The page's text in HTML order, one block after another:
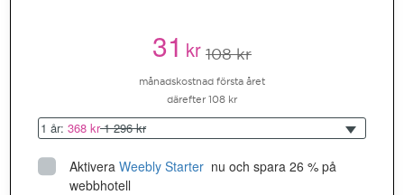
31kr 108 kr
månadskostnad första året
därefter 108 kr
1 år: 368 kr1 296 kr
Aktivera Weebly Starter nu och spara 26 % på
webbhotell